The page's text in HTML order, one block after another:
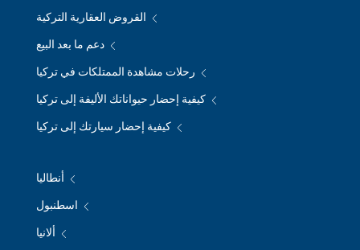
القروض العقارية التركية
دعم ما بعد البيع
رحلات مشاهدة الممتلكات في تركيا
كيفية إحضار حيواناتك الأليفة إلى تركيا
كيفية إحضار سيارتك إلى تركيا
أنطاليا
اسطنبول
ألانيا